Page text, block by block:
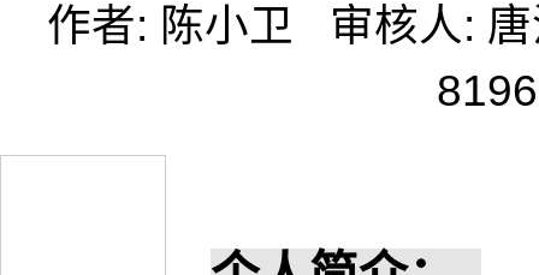
作者: 陈小卫 审核人:
8196